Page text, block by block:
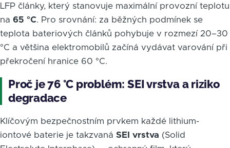
LFP články, který stanovuje maximální provozní teplotu
na 65 °C. Pro srovnání: za běžných podmínek se
teplota bateriových článků pohybuje v rozmezí 20–30
°C a většina elektromobilů začíná vydávat varování při
překročení hranice 60 °C.
Proč je 76 °C problém: SEI vrstva a riziko
degradace
Klíčovým bezpečnostním prvkem každé lithium-
iontové baterie je takzvaná SEI vrstva (Solid